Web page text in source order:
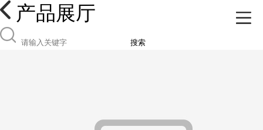
产品展厅
搜索